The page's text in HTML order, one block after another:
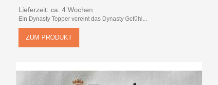
Lieferzeit: ca. 4 Wochen
Ein Dynasty Topper vereint das Dynasty Gefühl...
ZUM PRODUKT